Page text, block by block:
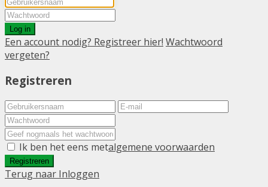
Log in
Een account nodig? Registreer hier! Wachtwoord
vergeten?
Registreren
Ik ben het eens metalgemene voorwaarden
Registreren
Terug naar Inloggen